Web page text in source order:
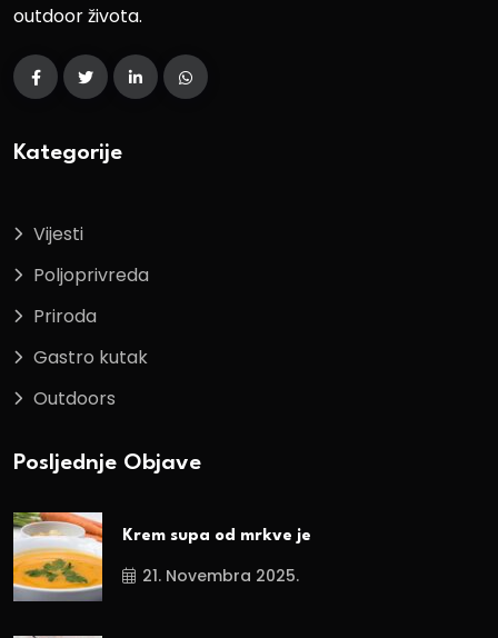
outdoor života.
Kategorije
Vijesti
Poljoprivreda
Priroda
Gastro kutak
Outdoors
Posljednje Objave
Krem supa od mrkve je
21. Novembra 2025.